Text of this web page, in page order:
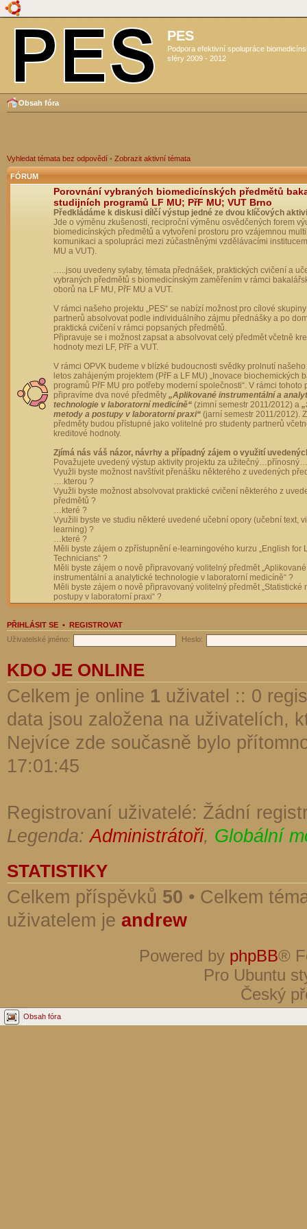
PES
Podpora efektivní spolupráce
sféry 2009 - 2012
Obsah fóra
Vyhledat témata bez odpovědí • Zobrazit aktivní témata
FÓRUM
Porovnání vybraných biomedicínských předmětů
studijních programů LF MU; PřF MU; VUT Brno
Předkládáme k diskusi dílčí výstup jedné ze dvou klíčových
Jde o výměnu zkušeností, reciproční výměnu osvědčených forem
biomedicínských předmětů a vytvoření prostoru pro vzájemnou
komunikaci a spolupráci mezi zúčastněnými vzdělávacími
MU a VUT).
…..jsou uvedeny sylaby, témata přednášek, praktických cvičení a
vybraných předmětů s biomedicínským zaměřením v rámci
oborů na LF MU, PřF MU a VUT.
V rámci našeho projektu „PES“ se nabízí možnost pro cílové
partnerů absolvovat podle individuálního zájmu přednášky a po
praktická cvičení v rámci popsaných předmětů.
Připravuje se i možnost zapsat a absolvovat celý předmět včetně
hodnoty mezi LF, PřF a VUT.
V rámci OPVK budeme v blízké budoucnosti svědky prolnutí
letos zahájeným projektem (PřF a LF MU) „Inovace biochemických
programů PřF MU pro potřeby moderní společnosti“. V rámci tohoto
připravíme dva nové předměty „Aplikované instrumentální a
technologie v laboratorní medicíně“ (zimní semestr 2011/2012) a
metody a postupy v laboratorní praxi“ (jarní semestr 2011/2012).
předměty budou přístupné jako volitelné pro studenty partnerů
kreditové hodnoty.
Zjímá nás váš názor, návrhy a případný zájem o využití
Považujete uvedený výstup aktivity projektu za
Využli byste možnost navštívit přenášku některého z uvedených
….kterou ?
Využli byste možnost absolvovat praktické cvičení některého z
předmětů ?
…které ?
Využili byste ve studiu některé uvedené učební opory (učební text,
learning) ?
…které ?
Měli byste zájem o zpřístupnění e-learningového kurzu „English for
Technicians“ ?
Měli byste zájem o nově připravovaný volitelný předmět „Aplikované
instrumentální a analytické technologie v laboratorní medicíně“ ?
Měli byste zájem o nově připravovaný volitelný předmět „Statistické
postupy v laboratorní praxi“ ?
PŘIHLÁSIT SE • REGISTROVAT
Uživatelské jméno:
Heslo:
KDO JE ONLINE
Celkem je online 1 uživatel :: 0
data jsou založena na uživatelích,
Nejvíce zde současně bylo
17:01:45
Registrovaní uživatelé: Žádní
Legenda:Administrátoři, Globální
STATISTIKY
Celkem příspěvků 50 • Celkem
uživatelem je andrew
Powered by phpBB®
Pro Ubuntu
Český
Obsah fóra